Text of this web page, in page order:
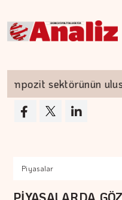
sektörünün
Piyasalar